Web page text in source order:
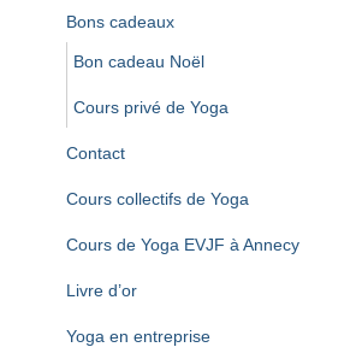
Bons cadeaux
Bon cadeau Noël
Cours privé de Yoga
Contact
Cours collectifs de Yoga
Cours de Yoga EVJF à Annecy
Livre d’or
Yoga en entreprise